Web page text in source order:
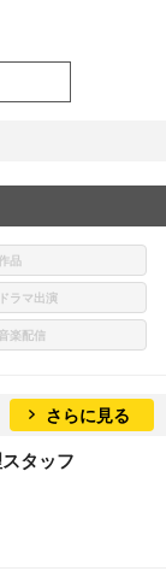
品
ドラマ出演
楽配信
さらに見る
タッフ